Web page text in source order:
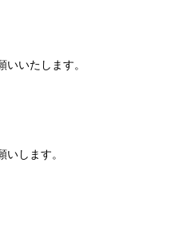
いたします。
します。